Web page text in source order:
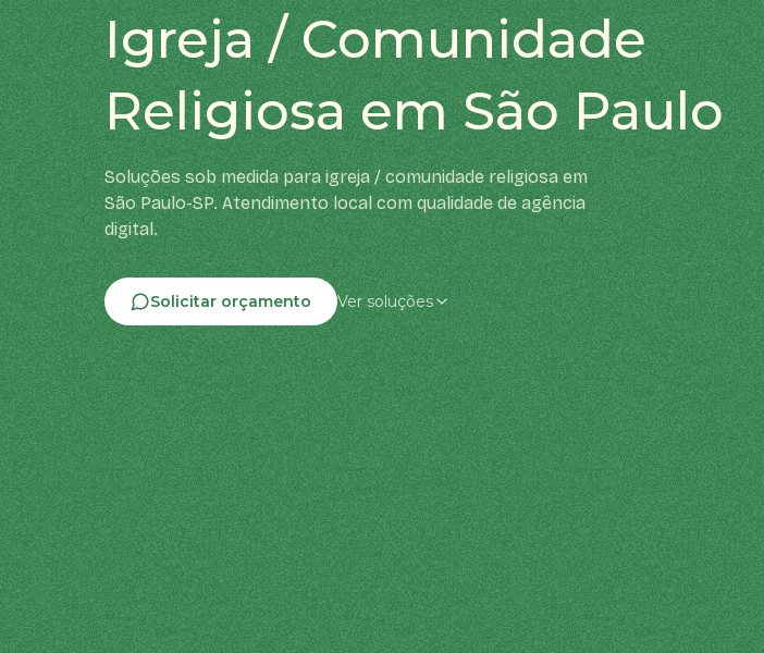
Igreja / Comunidade
Religiosa em São Paulo
Soluções sob medida para igreja / comunidade religiosa em
São Paulo-SP. Atendimento local com qualidade de agência
digital.
Solicitar orçamento Ver soluções